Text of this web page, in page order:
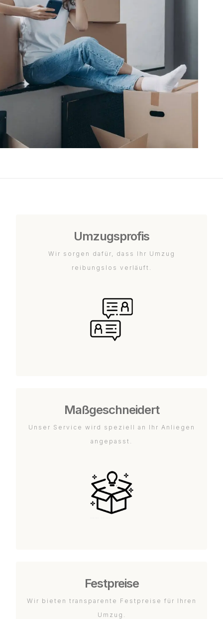
Umzugsprofis
Wir sorgen dafür, dass Ihr Umzug
reibungslos verläuft.
Maßgeschneidert
Unser Service wird speziell an Ihr Anliegen
angepasst.
Festpreise
Wir bieten transparente Festpreise für Ihren
Umzug.